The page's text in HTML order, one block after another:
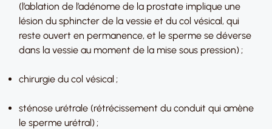
(l’ablation de l’adénome de la prostate implique une
lésion du sphincter de la vessie et du col vésical, qui
reste ouvert en permanence, et le sperme se déverse
dans la vessie au moment de la mise sous pression) ;
chirurgie du col vésical ;
sténose urétrale (rétrécissement du conduit qui amène
le sperme urétral) ;